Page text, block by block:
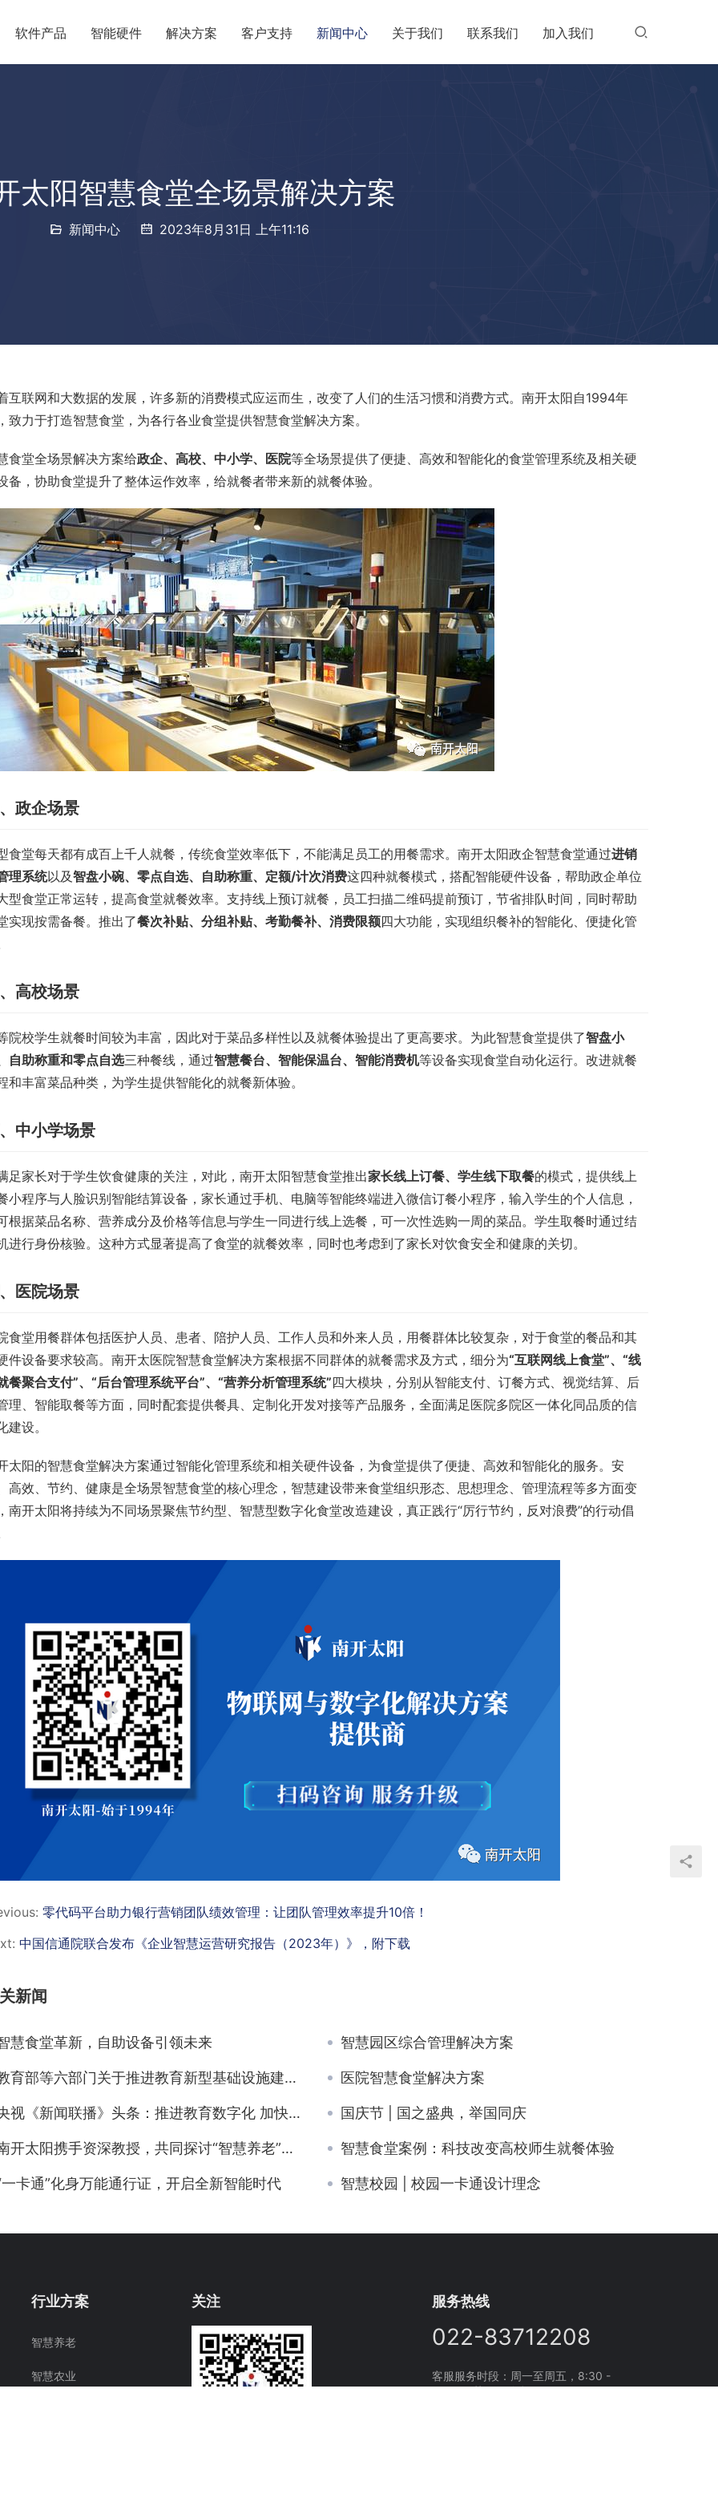
软件产品 智能硬件 解决方案 客户支持 新闻中心 关于我们 联系我们 加入我们
太阳智慧食堂全场景解决方案
新闻中心 2023年8月31日 上午11:16
互联网和大数据的发展，许多新的消费模式应运而生，改变了人们的生活习惯和消费方式。南开太阳自1994年
致力于打造智慧食堂，为各行各业食堂提供智慧食堂解决方案。
食堂全场景解决方案给政企、高校、中小学、医院等全场景提供了便捷、高效和智能化的食堂管理系统及相关硬
备，协助食堂提升了整体运作效率，给就餐者带来新的就餐体验。
政企场景
食堂每天都有成百上千人就餐，传统食堂效率低下，不能满足员工的用餐需求。南开太阳政企智慧食堂通过进销
理系统以及智盘小碗、零点自选、自助称重、定额/计次消费这四种就餐模式，搭配智能硬件设备，帮助政企单位
型食堂正常运转，提高食堂就餐效率。支持线上预订就餐，员工扫描二维码提前预订，节省排队时间，同时帮助
实现按需备餐。推出了餐次补贴、分组补贴、考勤餐补、消费限额四大功能，实现组织餐补的智能化、便捷化管
高校场景
院校学生就餐时间较为丰富，因此对于菜品多样性以及就餐体验提出了更高要求。为此智慧食堂提供了智盘小
自助称重和零点自选三种餐线，通过智慧餐台、智能保温台、智能消费机等设备实现食堂自动化运行。改进就餐
和丰富菜品种类，为学生提供智能化的就餐新体验。
中小学场景
足家长对于学生饮食健康的关注，对此，南开太阳智慧食堂推出家长线上订餐、学生线下取餐的模式，提供线上
小程序与人脸识别智能结算设备，家长通过手机、电脑等智能终端进入微信订餐小程序，输入学生的个人信息，
根据菜品名称、营养成分及价格等信息与学生一同进行线上选餐，可一次性选购一周的菜品。学生取餐时通过结
进行身份核验。这种方式显著提高了食堂的就餐效率，同时也考虑到了家长对饮食安全和健康的关切。
医院场景
食堂用餐群体包括医护人员、患者、陪护人员、工作人员和外来人员，用餐群体比较复杂，对于食堂的餐品和其
件设备要求较高。南开太医院智慧食堂解决方案根据不同群体的就餐需求及方式，细分为“互联网线上食堂”、“线
餐聚合支付”、“后台管理系统平台”、“营养分析管理系统”四大模块，分别从智能支付、订餐方式、视觉结算、后
理、智能取餐等方面，同时配套提供餐具、定制化开发对接等产品服务，全面满足医院多院区一体化同品质的信
建设。
太阳的智慧食堂解决方案通过智能化管理系统和相关硬件设备，为食堂提供了便捷、高效和智能化的服务。安
高效、节约、健康是全场景智慧食堂的核心理念，智慧建设带来食堂组织形态、思想理念、管理流程等多方面变
南开太阳将持续为不同场景聚焦节约型、智慧型数字化食堂改造建设，真正践行“厉行节约，反对浪费”的行动倡
零代码平台助力银行营销团队绩效管理：让团队管理效率提升10倍！
中国信通院联合发布《企业智慧运营研究报告（2023年）》，附下载
新闻
慧食堂革新，自助设备引领未来 智慧园区综合管理解决方案
育部等六部门关于推进教育新型基础设施建设构建高质量教育支撑体系的指导意见 医院智慧食堂解决方案
视《新闻联播》头条：推进教育数字化 加快建设学习型社会 国庆节 | 国之盛典，举国同庆
开太阳携手资深教授，共同探讨“智慧养老”方案 智慧食堂案例：科技改变高校师生就餐体验
一卡通”化身万能通行证，开启全新智能时代 智慧校园 | 校园一卡通设计理念
行业方案
智慧养老
智慧农业
关注 服务热线
022-83712208
客服服务时段：周一至周五，8:30 -
17:30，节假日休息